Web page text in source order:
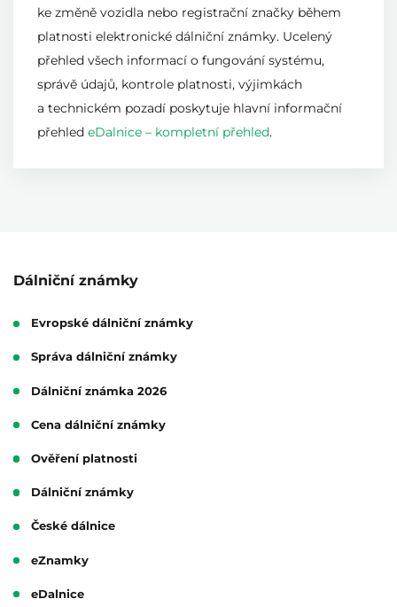
ke změně vozidla nebo registrační značky během
platnosti elektronické dálniční známky. Ucelený
přehled všech informací o fungování systému,
správě údajů, kontrole platnosti, výjimkách
a technickém pozadí poskytuje hlavní informační
přehled eDalnice – kompletní přehled.
Dálniční známky
Evropské dálniční známky
Správa dálniční známky
Dálniční známka 2026
Cena dálniční známky
Ověření platnosti
Dálniční známky
České dálnice
eZnamky
eDalnice